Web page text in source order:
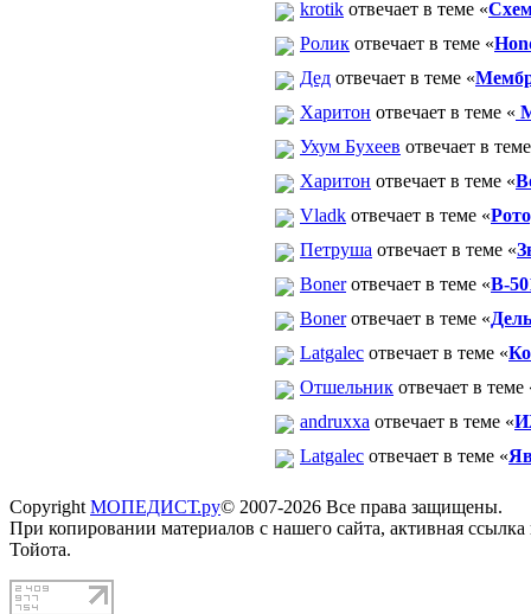
krotik отвечает в теме «
Ролик отвечает в теме «
Дед отвечает в теме «
Харитон отвечает в теме «
Ухум Бухеев отвечает в
Харитон отвечает в теме «
Vladk отвечает в теме «
Петруша отвечает в теме «
Bonerотвечает в теме «В-
Bonerотвечает в теме «
Latgalec отвечает в теме «
Отшельник отвечает в теме
andruxxa отвечает в теме «
Latgalec отвечает в теме «
Copyright МОПЕДИСТ.ру© 2007-2026 Все права защищены.
При копировании материалов с нашего сайта, активная
Тойота.